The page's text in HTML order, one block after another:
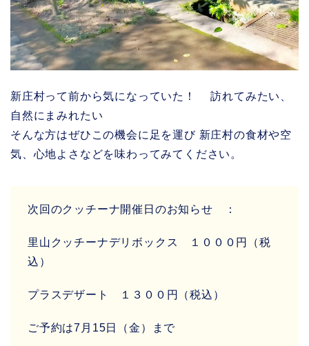
新庄村って前から気になっていた！ 訪れてみたい、
自然にまみれたい
そんな方はぜひこの機会に足を運び 新庄村の食材や空
気、心地よさなどを味わってみてください。
次回のクッチーナ開催日のお知らせ ：
里山クッチーナデリボックス １０００円（税
込）
プラスデザート １３００円（税込）
ご予約は7月15日（金）まで